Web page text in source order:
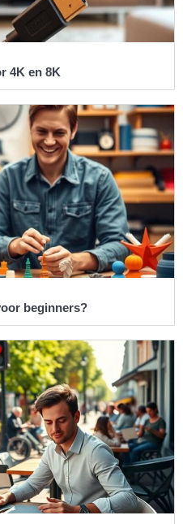
4K en 8K
beginners?